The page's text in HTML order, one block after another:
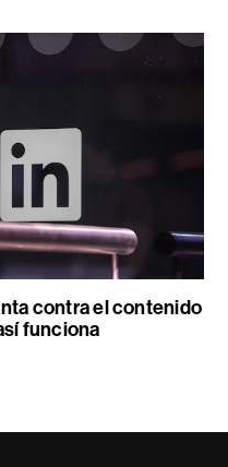
contra el contenido
funciona